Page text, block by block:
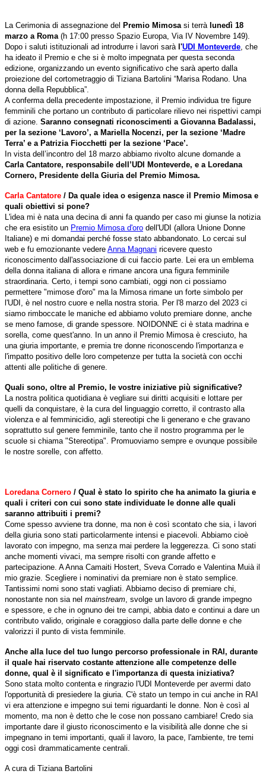
La Cerimonia di assegnazione del Premio Mimosa si terrà lunedì 18
marzo a Roma (h 17:00 presso Spazio Europa, Via IV Novembre 149).
Dopo i saluti istituzionali ad introdurre i lavori sarà l'UDI Monteverde, che
ha ideato il Premio e che si è molto impegnata per questa seconda
edizione, organizzando un evento significativo che sarà aperto dalla
proiezione del cortometraggio di Tiziana Bartolini “Marisa Rodano. Una
donna della Repubblica”.
A conferma della precedente impostazione, il Premio individua tre figure
femminili che portano un contributo di particolare rilievo nei rispettivi campi
di azione. Saranno consegnati riconoscimenti a Giovanna Badalassi,
per la sezione ‘Lavoro’, a Mariella Nocenzi, per la sezione ‘Madre
Terra’ e a Patrizia Fiocchetti per la sezione ‘Pace’.
In vista dell’incontro del 18 marzo abbiamo rivolto alcune domande a
Carla Cantatore, responsabile dell’UDI Monteverde, e a Loredana
Cornero, Presidente della Giuria del Premio Mimosa.
Carla Cantatore / Da quale idea o esigenza nasce il Premio Mimosa e
quali obiettivi si pone?
L'idea mi è nata una decina di anni fa quando per caso mi giunse la notizia
che era esistito un Premio Mimosa d'oro dell'UDI (allora Unione Donne
Italiane) e mi domandai perché fosse stato abbandonato. Lo cercai sul
web e fu emozionante vedere Anna Magnani ricevere questo
riconoscimento dall'associazione di cui faccio parte. Lei era un emblema
della donna italiana di allora e rimane ancora una figura femminile
straordinaria. Certo, i tempi sono cambiati, oggi non ci possiamo
permettere "mimose d'oro" ma la Mimosa rimane un forte simbolo per
l'UDI, è nel nostro cuore e nella nostra storia. Per l'8 marzo del 2023 ci
siamo rimboccate le maniche ed abbiamo voluto premiare donne, anche
se meno famose, di grande spessore. NOIDONNE ci è stata madrina e
sorella, come quest'anno. In un anno il Premio Mimosa è cresciuto, ha
una giuria importante, e premia tre donne riconoscendo l'importanza e
l'impatto positivo delle loro competenze per tutta la società con occhi
attenti alle politiche di genere.
Quali sono, oltre al Premio, le vostre iniziative più significative?
La nostra politica quotidiana è vegliare sui diritti acquisiti e lottare per
quelli da conquistare, è la cura del linguaggio corretto, il contrasto alla
violenza e al femminicidio, agli stereotipi che li generano e che gravano
soprattutto sul genere femminile, tanto che il nostro programma per le
scuole si chiama "Stereotipa". Promuoviamo sempre e ovunque possibile
le nostre sorelle, con affetto.
Loredana Cornero / Qual è stato lo spirito che ha animato la giuria e
quali i criteri con cui sono state individuate le donne alle quali
saranno attribuiti i premi?
Come spesso avviene tra donne, ma non è così scontato che sia, i lavori
della giuria sono stati particolarmente intensi e piacevoli. Abbiamo cioè
lavorato con impegno, ma senza mai perdere la leggerezza. Ci sono stati
anche momenti vivaci, ma sempre risolti con grande affetto e
partecipazione. A Anna Camaiti Hostert, Sveva Corrado e Valentina Muià il
mio grazie. Scegliere i nominativi da premiare non è stato semplice.
Tantissimi nomi sono stati vagliati. Abbiamo deciso di premiare chi,
nonostante non sia nel mainstream, svolge un lavoro di grande impegno
e spessore, e che in ognuno dei tre campi, abbia dato e continui a dare un
contributo valido, originale e coraggioso dalla parte delle donne e che
valorizzi il punto di vista femminile.
Anche alla luce del tuo lungo percorso professionale in RAI, durante
il quale hai riservato costante attenzione alle competenze delle
donne, qual è il significato e l'importanza di questa iniziativa?
Sono stata molto contenta e ringrazio l'UDI Monteverde per avermi dato
l'opportunità di presiedere la giuria. C'è stato un tempo in cui anche in RAI
vi era attenzione e impegno sui temi riguardanti le donne. Non è così al
momento, ma non è detto che le cose non possano cambiare! Credo sia
importante dare il giusto riconoscimento e la visibilità alle donne che si
impegnano in temi importanti, quali il lavoro, la pace, l'ambiente, tre temi
oggi così drammaticamente centrali.
A cura di Tiziana Bartolini